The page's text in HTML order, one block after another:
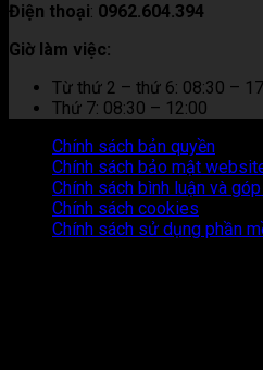
Điện thoại: 0962.604.394
Giờ làm việc:
Từ thứ 2 – thứ 6: 08:30 –
Thứ 7: 08:30 – 12:00
Chính sách bản quyền
Chính sách bảo mật
Chính sách bình luận và
Chính sách cookies
Chính sách sử dụng phần